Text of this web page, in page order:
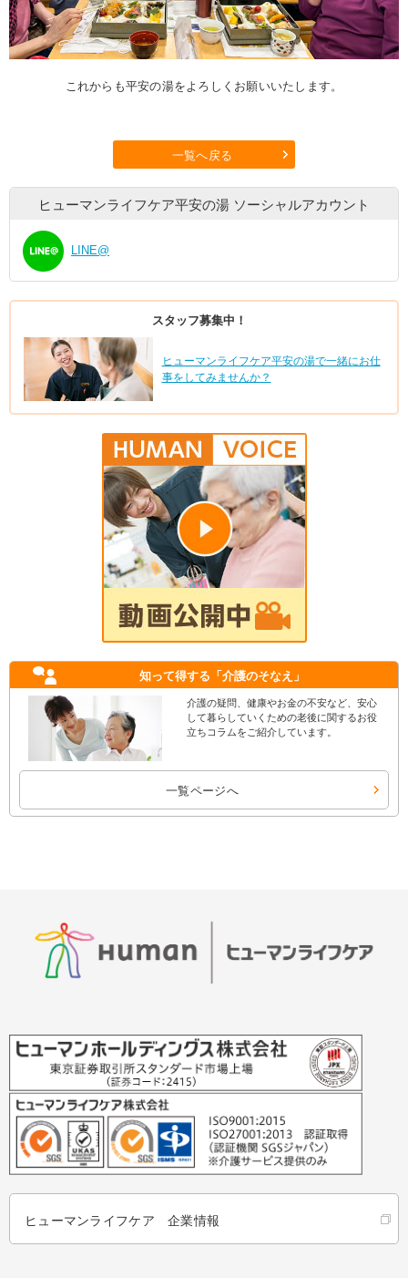
これからも平安の湯をよろしくお願いいたします。
一覧へ戻る
ヒューマンライフケア平安の湯 ソーシャルアカウント
LINE@
スタッフ募集中！
ヒューマンライフケア平安の湯で一緒にお仕
事をしてみませんか？
知って得する 「介護のそなえ」
介護の疑問、健康やお金の不安など、安心
して暮らしていくための老後に関するお役
立ちコラムをご紹介しています。
一覧ページへ
ヒューマンライフケア 企業情報